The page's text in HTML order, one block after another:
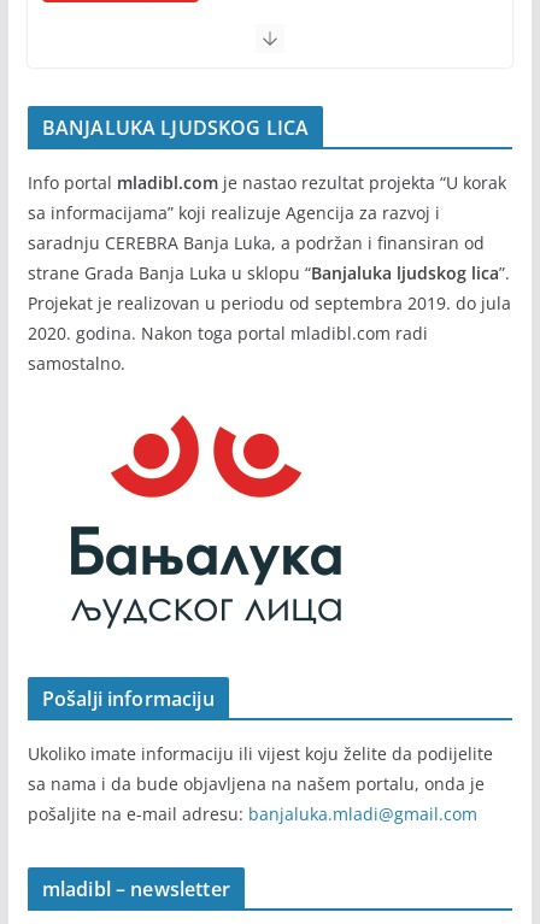
BANJALUKA LJUDSKOG LICA
Info portal mladibl.comje nastao rezultat projekta “U korak
sa informacijama” koji realizuje Agencija za razvoj i
saradnju CEREBRA Banja Luka, a podržan i finansiran od
strane Grada Banja Luka u sklopu “Banjaluka ljudskog lica”.
Projekat je realizovan u periodu od septembra 2019. do jula
2020. godina. Nakon toga portal mladibl.com radi
samostalno.
Pošalji informaciju
Ukoliko imate informaciju ili vijest koju želite da podijelite
sa nama i da bude objavljena na našem portalu, onda je
pošaljite na e-mail adresu: banjaluka.mladi@gmail.com
mladibl – newsletter